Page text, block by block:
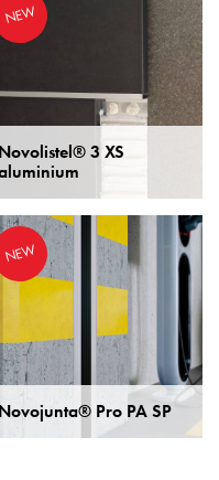
Novolistel® 3 XS
NEW
Novojunta® Pro PA SP
NEW